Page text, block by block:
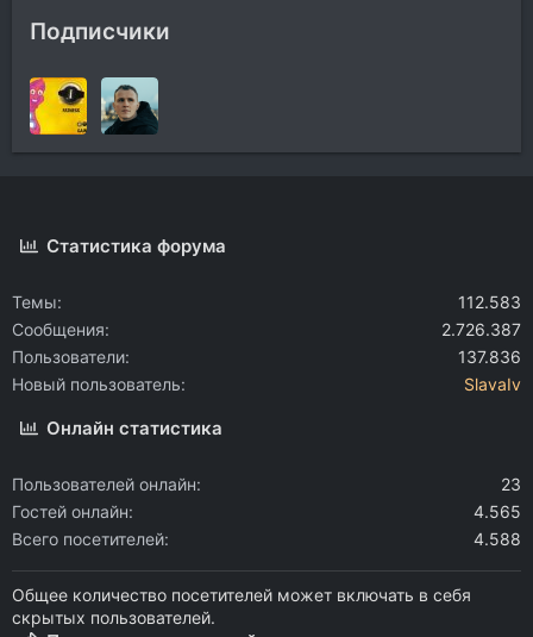
Подписчики
Статистика форума
Темы
112.583
Сообщения
2.726.387
Пользователи
137.836
Новый пользователь
SlavaIv
Онлайн статистика
Пользователей онлайн
23
Гостей онлайн
4.565
Всего посетителей
4.588
Общее количество посетителей может включать в себя
скрытых пользователей.